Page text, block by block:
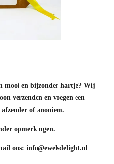
mooi en bijzonder hartje? Wij
verzenden en voegen een
of anoniem.
opmerkingen.
ons: info@ewelsdelight.nl